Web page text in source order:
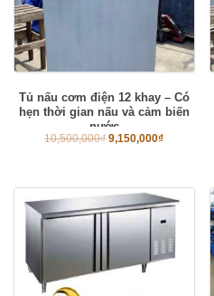
Tủ nấu cơm điện 12 khay – Có
hẹn thời gian nấu và cảm biến
nước
10,500,000₫ 9,150,000₫